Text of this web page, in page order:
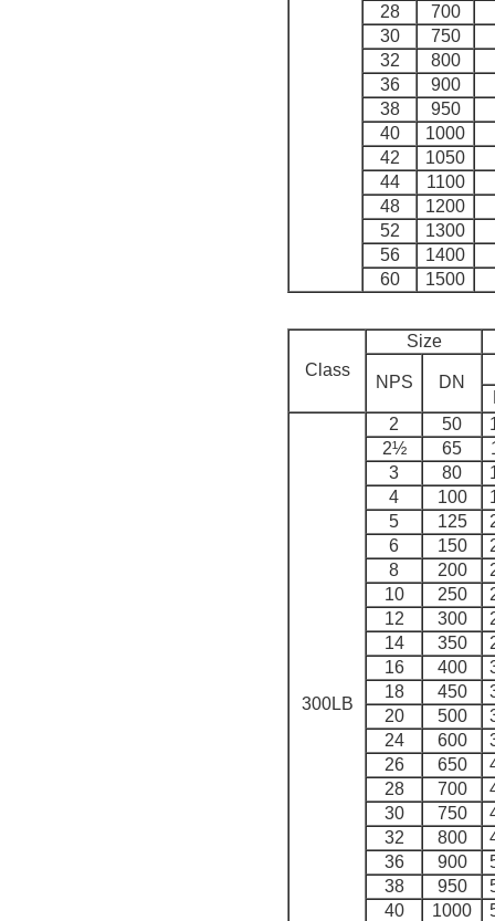
28
700
30
750
32
800
36
900
38
950
40
1000
42
1050
44
1100
48
1200
52
1300
56
1400
60
1500
Class
Size
NPS
DN
300LB
2 50
2½
65
3
80
4
100
5
125
6
150
8
200
10
250
12
300
14
350
16
400
18
450
20
500
24
600
26
650
28
700
30
750
32
800
36
900
38
950
40
1000